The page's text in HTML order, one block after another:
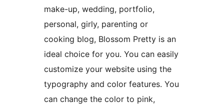
make-up, wedding, portfolio,
personal, girly, parenting or
cooking blog, Blossom Pretty is an
ideal choice for you. You can easily
customize your website using the
typography and color features. You
can change the color to pink,